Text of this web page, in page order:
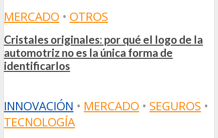
MERCADO • OTROS
Cristales originales: por qué el logo de la
automotriz no es la única forma de
identificarlos
INNOVACIÓN • MERCADO • SEGUROS •
TECNOLOGÍA